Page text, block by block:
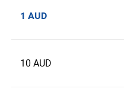
1 AUD
10 AUD